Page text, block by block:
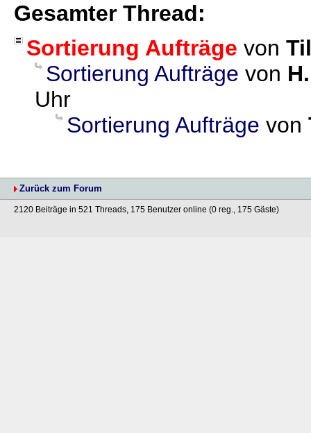
Gesamter Thread:
Sortierung Aufträge von
Sortierung Aufträge von
Uhr
Sortierung Aufträge von
Zurück zum Forum
2120 Beiträge in 521 Threads, 175 Benutzer online (0 reg., 175 Gäste)